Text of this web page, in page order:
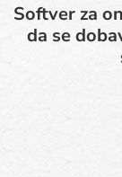
Softver za
da se